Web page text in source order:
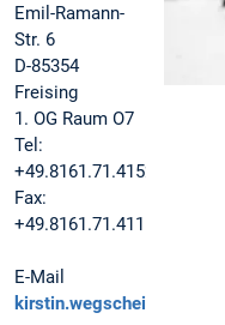
Emil-Ramann-
Str. 6
D-85354
Freising
1. OG Raum O7
Tel:
+49.8161.71.4152
Fax:
+49.8161.71.4111
E-Mail
kirstin.wegscheider_tum.de